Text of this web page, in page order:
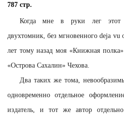
787 стр.
Когда мне в руки лег этот
двухтомник, без мгновенного dеjа vu
лет тому назад моя «Книжная полка»
«Острова Сахалин» Чехова.
Два таких же тома,
одновременно отдельное
издатель, и тот же автор